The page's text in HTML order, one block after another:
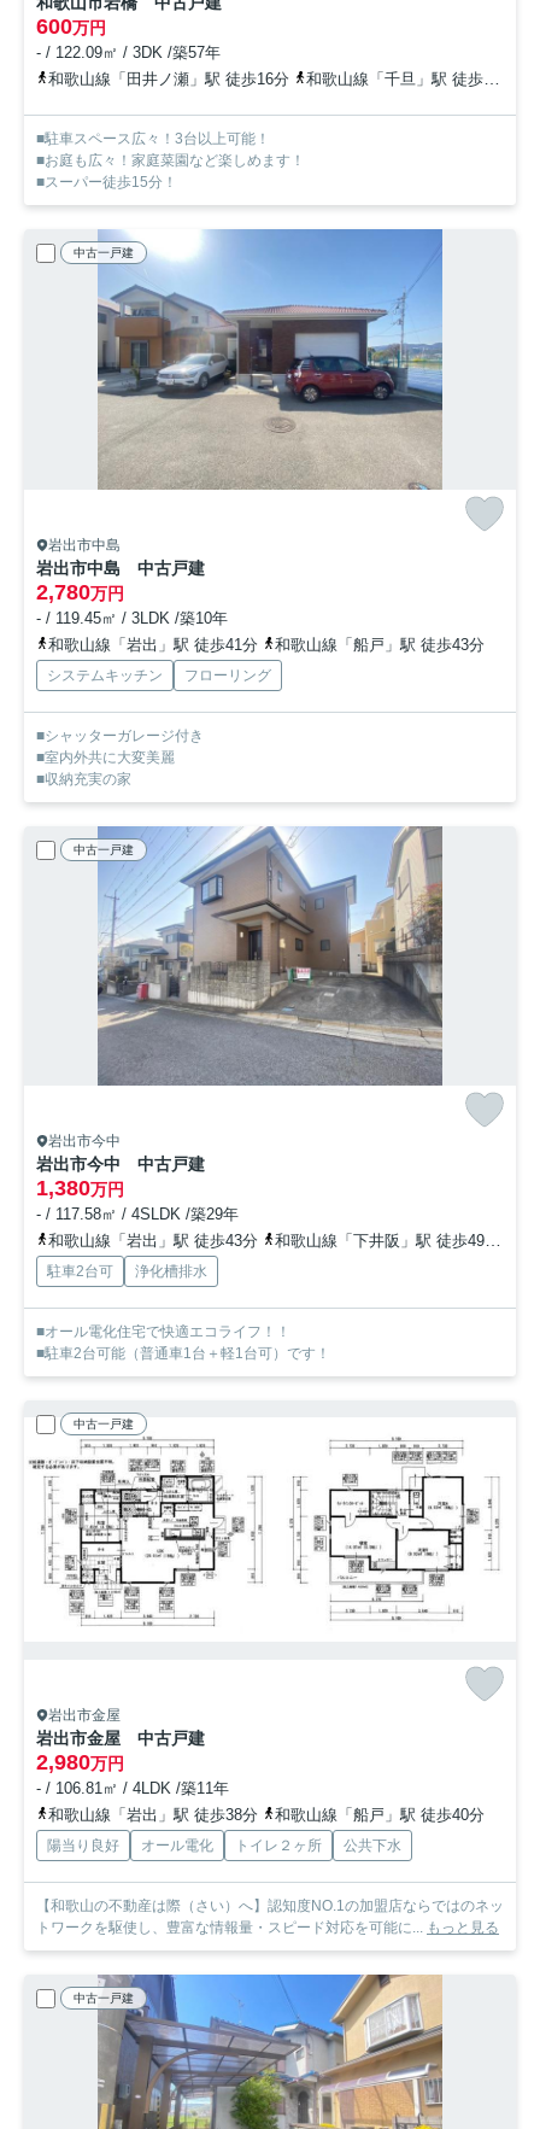
600万円
- / 122.09㎡ / 3DK /築57年
和歌山線「田井ノ瀬」駅 徒歩16分
和歌山線「千旦」駅 徒歩21分
■駐車スペース広々！3台以上可能！
■お庭も広々！家庭菜園など楽しめます！
■スーパー徒歩15分！
中古一戸建
岩出市中島
岩出市中島 中古戸建
2,780万円
- / 119.45㎡ / 3LDK /築10年
和歌山線「岩出」駅 徒歩41分
和歌山線「船戸」駅 徒歩43分
システムキッチン フローリング
■シャッターガレージ付き
■室内外共に大変美麗
■収納充実の家
中古一戸建
岩出市今中
岩出市今中 中古戸建
1,380万円
- / 117.58㎡ / 4SLDK /築29年
和歌山線「岩出」駅 徒歩43分
和歌山線「下井阪」駅 徒歩49分
駐車2台可 浄化槽排水
■オール電化住宅で快適エコライフ！！
■駐車2台可能（普通車1台＋軽1台可）です！
中古一戸建
岩出市金屋
岩出市金屋 中古戸建
2,980万円
- / 106.81㎡ / 4LDK /築11年
和歌山線「岩出」駅 徒歩38分
和歌山線「船戸」駅 徒歩40分
陽当り良好 オール電化 トイレ２ヶ所 公共下水
【和歌山の不動産は際（さい）へ】認知度NO.1の加盟店ならではのネッ
トワークを駆使し、豊富な情報量・スピード対応を可能に...
もっと見る
中古一戸建